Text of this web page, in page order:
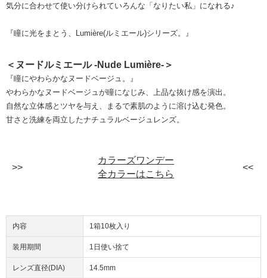
気分に合わせて使い分けられていろんな「なりたい私」になれる♪
『瞳に光をまとう、Lumière(ルミエール)シリーズ。』
＜ヌードルミエール -Nude Lumière-＞
『瞳にやわらかなヌードベージュ。』
やわらかなヌードベージュが瞳になじみ、上品な抜け感を演出。
自然な立体感とツヤを与え、まるで素肌のように溶け込む発色。
甘さと洗練を両立したナチュラルベージュレンズ。
カラーズワンデー
全カラーはこちら
内容 1箱10枚入り
装用期間 1日使い捨て
レンズ直径(DIA) 14.5mm